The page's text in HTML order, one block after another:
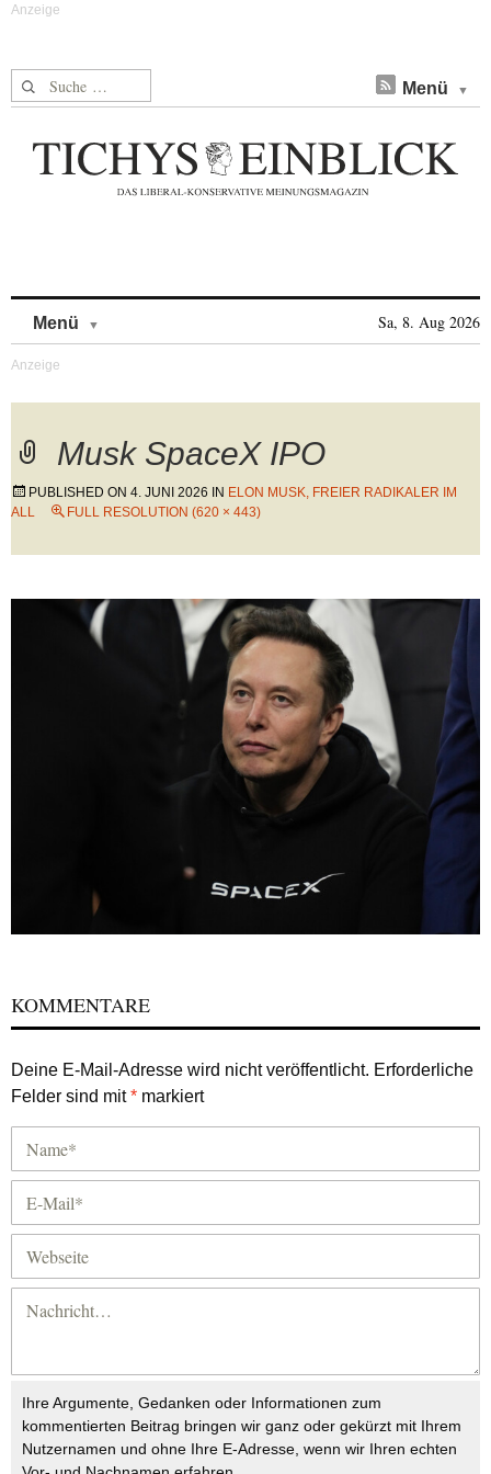
Suche nach: Menü
Menü Sa, 8. Aug 2026
Musk SpaceX IPO
PUBLISHED ON 4. JUNI 2026 IN ELON MUSK, FREIER RADIKALER IM
ALL
FULL RESOLUTION (620 × 443)
KOMMENTARE
Deine E-Mail-Adresse wird nicht veröffentlicht. Erforderliche
Felder sind mit* markiert
Ihre Argumente, Gedanken oder Informationen zum
kommentierten Beitrag bringen wir ganz oder gekürzt mit Ihrem
Nutzernamen und ohne Ihre E-Adresse, wenn wir Ihren echten